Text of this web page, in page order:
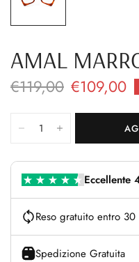
AMAL
€119,00 €109,00
Eccellente
Reso gratuito entro
Spedizione Gratuita